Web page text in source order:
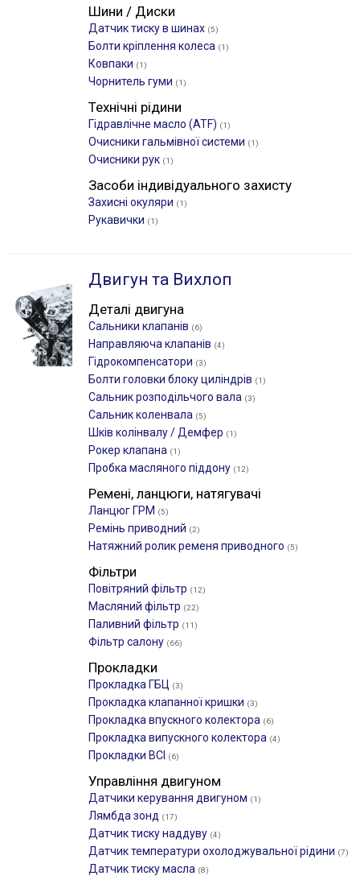
Шини / Диски
Датчик тиску в шинах (5)
Болти кріплення колеса (1)
Ковпаки (1)
Чорнитель гуми (1)
Технічні рідини
Гідравлічне масло (ATF) (1)
Очисники гальмівної системи (1)
Очисники рук (1)
Засоби індивідуального захисту
Захисні окуляри (1)
Рукавички (1)
Двигун та Вихлоп
Деталі двигуна
Сальники клапанів (6)
Направляюча клапанів (4)
Гідрокомпенсатори (3)
Болти головки блоку циліндрів (1)
Сальник розподільчого вала (3)
Сальник коленвала (5)
Шків колінвалу / Демфер (1)
Рокер клапана (1)
Пробка масляного піддону (12)
Ремені, ланцюги, натягувачі
Ланцюг ГРМ (5)
Ремінь приводний (2)
Натяжний ролик ременя приводного (5)
Фільтри
Повітряний фільтр (12)
Масляний фільтр (22)
Паливний фільтр (11)
Фільтр салону (66)
Прокладки
Прокладка ГБЦ (3)
Прокладка клапанної кришки (3)
Прокладка впускного колектора (6)
Прокладка випускного колектора (4)
Прокладки ВСІ (6)
Управління двигуном
Датчики керування двигуном (1)
Лямбда зонд (17)
Датчик тиску наддуву (4)
Датчик температури охолоджувальної рідини (7)
Датчик тиску масла (8)